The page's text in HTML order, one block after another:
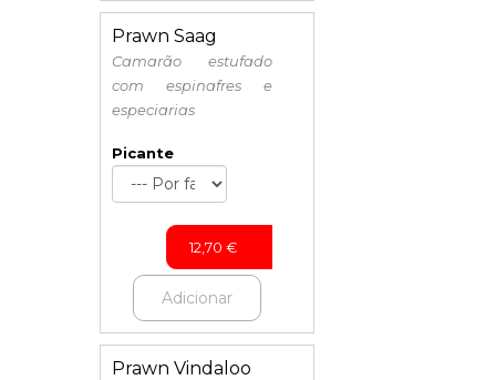
Prawn Saag
Camarão estufado
com espinafres e
especiarias
Picante
12,70 €
Adicionar
Prawn Vindaloo